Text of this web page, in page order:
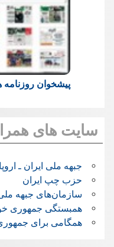
پیشخوان روزنامه
سایت های
جبهه ملی ایران ـ اروپا
حزب چپ ایران
سازمان‌های جبهه
همبستگی جمهوری
همگامی برای